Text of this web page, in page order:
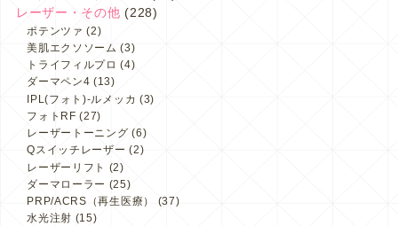
レーザー・その他 (228)
ポテンツァ (2)
美肌エクソソーム (3)
トライフィルプロ (4)
ダーマペン4 (13)
IPL(フォト)-ルメッカ (3)
フォトRF (27)
レーザートーニング (6)
Qスイッチレーザー (2)
レーザーリフト (2)
ダーマローラー (25)
PRP/ACRS（再生医療）
(37)
水光注射 (15)